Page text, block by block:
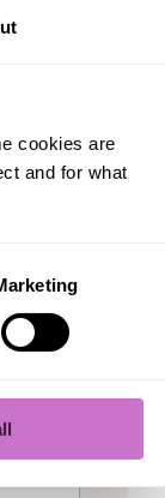
cookies are
and for what